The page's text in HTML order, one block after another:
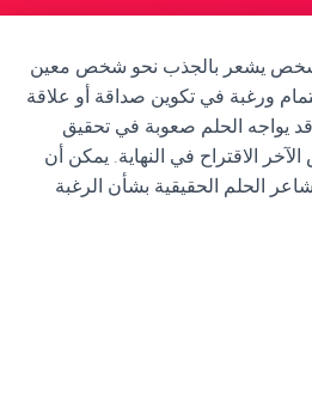
يشعر بالجذب نحو شخص معين
ورغبة في تكوين صداقة أو علاقة
يواجه الحلم صعوبة في تحقيق
الاقتراح في النهاية. يمكن أن
الحلم الحقيقية بشأن الرغبة